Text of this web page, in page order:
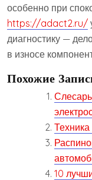
особенно при
https://adact2.ru/
диагностику —
в износе
Похожие
Техника
10